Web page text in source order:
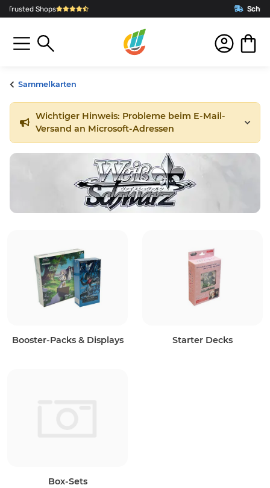
aus
Sammelkarten
Wichtiger Hinweis: Probleme beim E-Mail-
Versand an Microsoft-Adressen
Booster-Packs & Displays Starter Decks
Box-Sets